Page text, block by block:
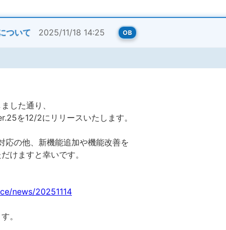
ついて 2025/11/18 14:25 OB
した通り、
を12/2にリリースいたします。
の他、新機能追加や機能改善を
けますと幸いです。
news/20251114
。